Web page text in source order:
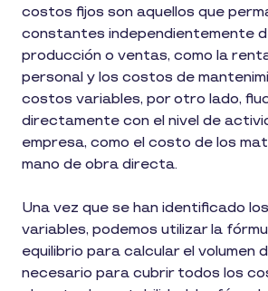
costos fijos son aquellos que
constantes independientemente
producción o ventas, como la
personal y los costos de
costos variables, por otro lado,
directamente con el nivel de
empresa, como el costo de los
mano de obra directa.
Una vez que se han identificado
variables, podemos utilizar la
equilibrio para calcular el volumen
necesario para cubrir todos los